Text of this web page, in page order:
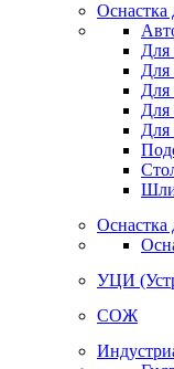
Оснастка
Для
Для
Для
Для
Для
Оснастка
УЦИ
СОЖ